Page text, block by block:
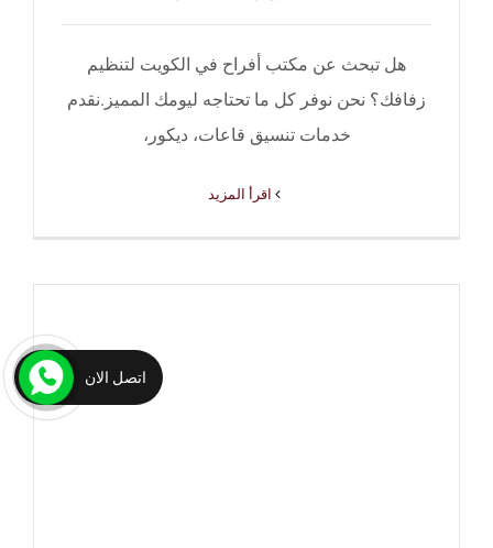
هل تبحث عن مكتب أفراح في الكويت لتنظيم
زفافك؟ نحن نوفر كل ما تحتاجه ليومك المميز.نقدم
خدمات تنسيق قاعات، ديكور،
اتصل الان